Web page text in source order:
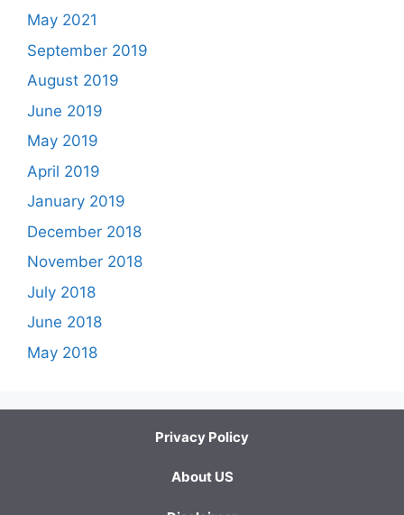
May 2021
September 2019
August 2019
June 2019
May 2019
April 2019
January 2019
December 2018
November 2018
July 2018
June 2018
May 2018
Privacy Policy
About US